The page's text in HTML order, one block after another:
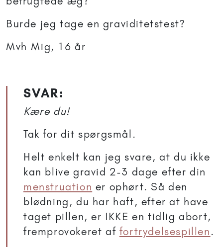
Burde jeg tage en graviditetstest?
Mvh Mig, 16 år
SVAR:
Kære du!
Tak for dit spørgsmål.
Helt enkelt kan jeg svare, at du ikke
kan blive gravid 2-3 dage efter din
menstruation er ophørt. Så den
blødning, du har haft, efter at have
taget pillen, er IKKE en tidlig abort,
fremprovokeret af fortrydelsespillen .